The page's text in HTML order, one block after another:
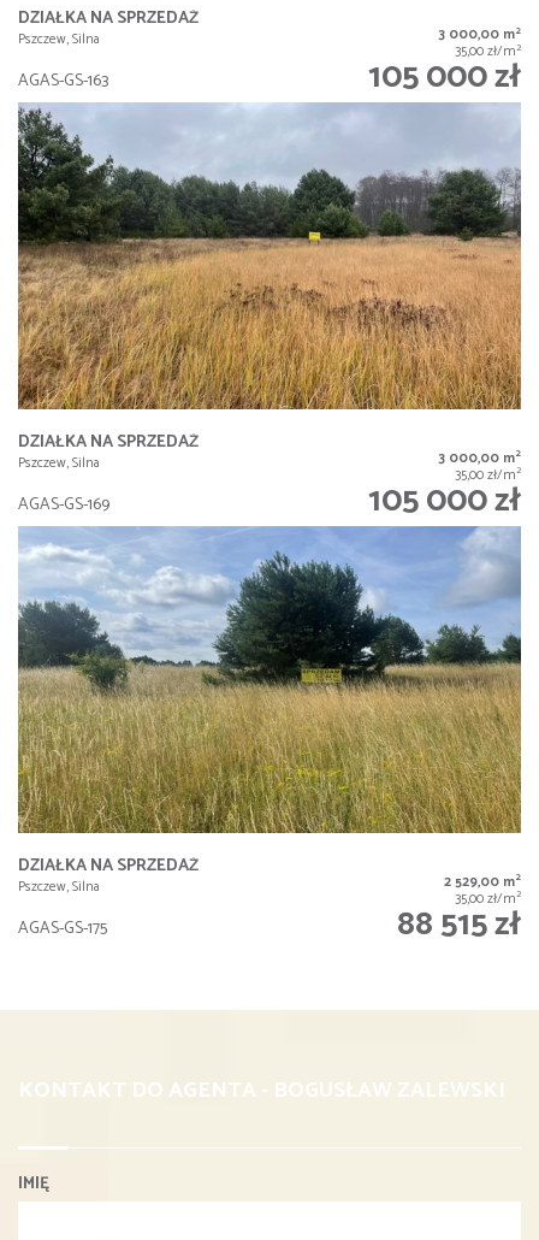
DZIAŁKA NA SPRZEDAŻ
Pszczew, Silna 3 000,00 m2
35,00 zł/m2
AGAS-GS-163 105 000 zł
DZIAŁKA NA SPRZEDAŻ
Pszczew, Silna 3 000,00 m2
35,00 zł/m2
AGAS-GS-169 105 000 zł
DZIAŁKA NA SPRZEDAŻ
Pszczew, Silna 2 529,00 m2
35,00 zł/m2
AGAS-GS-175 88 515 zł
KONTAKT DO AGENTA - BOGUSŁAW ZALEWSKI
IMIĘ